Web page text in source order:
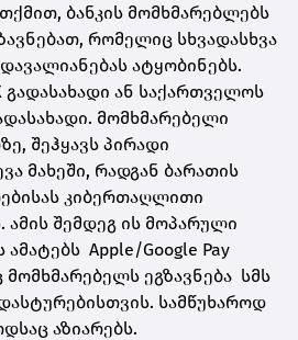
ბანკის მომხმარებლებს
რომელიც სხვადასხვა
ატყობინებს.
გადასახადი ან საქართველოს
მომხმარებელი
შეჰყავს პირადი
მახეში, რადგან ბარათის
კიბერთაღლითი
ამის შემდეგ ის მოპარული
Apple/Google Pay
ეგზავნება სმს
სამწუხაროდ
აზიარებს.